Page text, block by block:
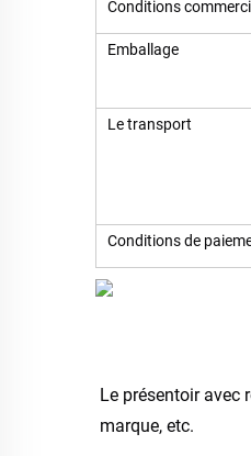
Conditions
Emballage
Le transport
Conditions de
Le présentoir avec
marque, etc.